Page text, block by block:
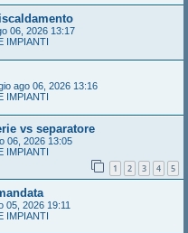
06, 2026 13:17
IMPIANTI
ago 06, 2026 13:16
IMPIANTI
vs separatore
06, 2026 13:05
IMPIANTI
1 2 3 4 5
05, 2026 19:11
IMPIANTI